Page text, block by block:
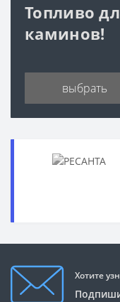
Топливо
каминов!
выбрать
Хотите